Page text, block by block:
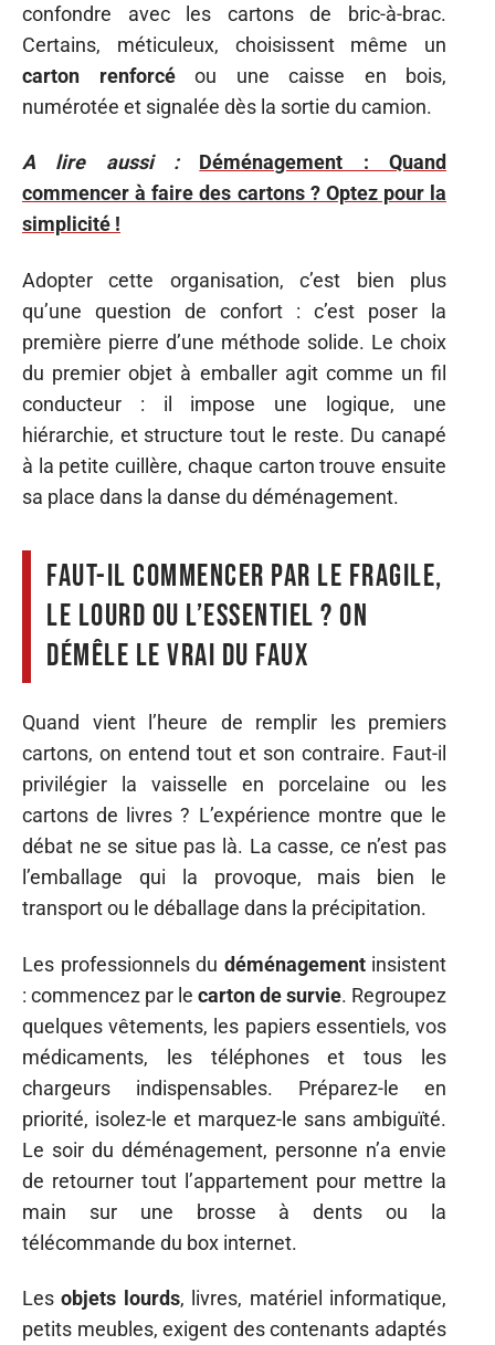
confondre avec les cartons de bric-à-brac.
Certains, méticuleux, choisissent même un
carton renforcéou une caisse en bois,
numérotée et signalée dès la sortie du camion.
A lire aussi :
Déménagement : Quand
commencer à faire des cartons ? Optez pour la
simplicité !
Adopter cette organisation, c’est bien plus
qu’une question de confort : c’est poser la
première pierre d’une méthode solide. Le choix
du premier objet à emballer agit comme un fil
conducteur : il impose une logique, une
hiérarchie, et structure tout le reste. Du canapé
à la petite cuillère, chaque carton trouve ensuite
sa place dans la danse du déménagement.
Faut-il commencer par le fragile,
le lourd ou l’essentiel ? On
démêle le vrai du faux
Quand vient l’heure de remplir les premiers
cartons, on entend tout et son contraire. Faut-il
privilégier la vaisselle en porcelaine ou les
cartons de livres ? L’expérience montre que le
débat ne se situe pas là. La casse, ce n’est pas
l’emballage qui la provoque, mais bien le
transport ou le déballage dans la précipitation.
Les professionnels du déménagementinsistent
: commencez par le carton de survie. Regroupez
quelques vêtements, les papiers essentiels, vos
médicaments, les téléphones et tous les
chargeurs indispensables. Préparez-le en
priorité, isolez-le et marquez-le sans ambiguïté.
Le soir du déménagement, personne n’a envie
de retourner tout l’appartement pour mettre la
main sur une brosse à dents ou la
télécommande du box internet.
Lesobjets lourds, livres, matériel informatique,
petits meubles, exigent des contenants adaptés